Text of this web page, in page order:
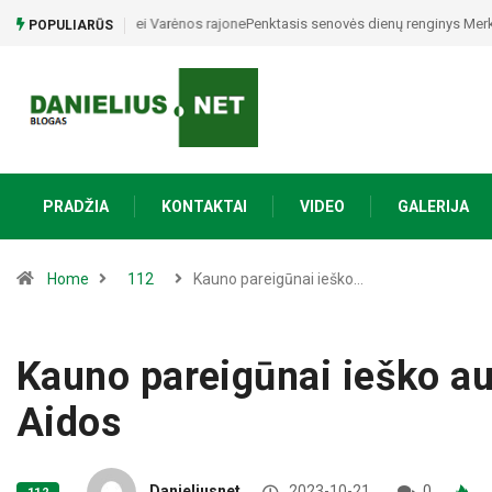
POPULIARŪS Penktasis senovės dienų renginys Merkinėje iškeliauja
PRADŽIA KONTAKTAI VIDEO GALERIJA
Home 112 Kauno pareigūnai ieško…
Kauno pareigūnai ieško
Aidos